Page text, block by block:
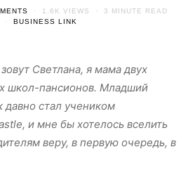
1.6K VIEWS
3 MINUTE READ
BUSINESS LINK
Светлана, я мама двух
школ-пансионов. Младший
давно стал учеником
и мне бы хотелось вселить
веру, в первую очередь, в